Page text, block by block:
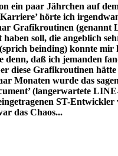
ein paar Jährchen auf
hörte ich
Grafikroutinen (genannt
soll, die angeblich
beinding) konnte mir
denn, daß ich jemanden
diese Grafikroutinen hätte
Monaten wurde das
(langerwartete
ST-Entwickler
das Chaos...